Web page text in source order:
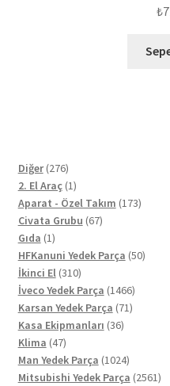
₺
Diğer 276276
ürün
2. El Araç 11
ürün
Aparat - Özel Takım 173173
Civata Grubu 6767
Gıda 11
ürün
HFKanuni Yedek Parça 5050
İkinci El 310310
ürün
İveco Yedek Parça 14661466
ürün
Karsan Yedek Parça 7171
Kasa Ekipmanları 3636
Klima 4747
ürün
Man Yedek Parça 10241024
ürün
Mitsubishi Yedek Parça 2561